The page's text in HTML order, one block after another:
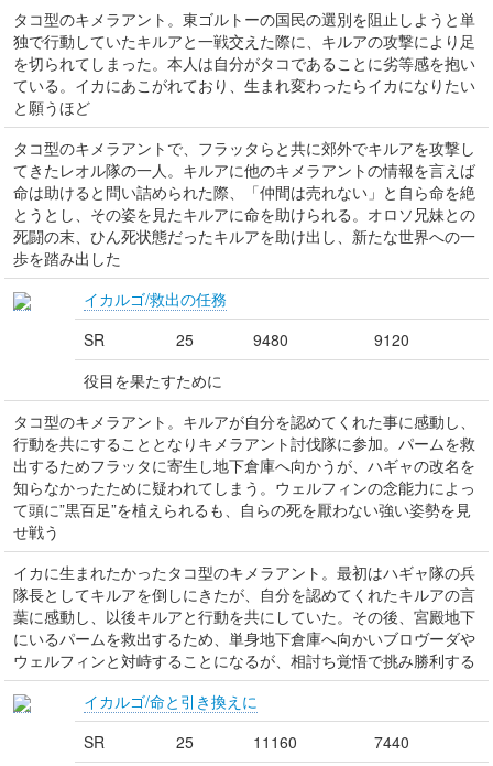
タコ型のキメラアント。東ゴルトーの国民の選別を阻止しようと単
独で行動していたキルアと一戦交えた際に、キルアの攻撃により足
を切られてしまった。本人は自分がタコであることに劣等感を抱い
ている。イカにあこがれており、生まれ変わったらイカになりたい
と願うほど
タコ型のキメラアントで、フラッタらと共に郊外でキルアを攻撃し
てきたレオル隊の一人。キルアに他のキメラアントの情報を言えば
命は助けると問い詰められた際、「仲間は売れない」と自ら命を絶
とうとし、その姿を見たキルアに命を助けられる。オロソ兄妹との
死闘の末、ひん死状態だったキルアを助け出し、新たな世界への一
歩を踏み出した
イカルゴ/救出の任務
SR
25 9480
9120
役目を果たすために
タコ型のキメラアント。キルアが自分を認めてくれた事に感動し、
行動を共にすることとなりキメラアント討伐隊に参加。パームを救
出するためフラッタに寄生し地下倉庫へ向かうが、ハギャの改名を
知らなかったために疑われてしまう。ウェルフィンの念能力によっ
て頭に”黒百足”を植えられるも、自らの死を厭わない強い姿勢を見
せ戦う
イカに生まれたかったタコ型のキメラアント。最初はハギャ隊の兵
隊長としてキルアを倒しにきたが、自分を認めてくれたキルアの言
葉に感動し、以後キルアと行動を共にしていた。その後、宮殿地下
にいるパームを救出するため、単身地下倉庫へ向かいブロヴーダや
ウェルフィンと対峙することになるが、相討ち覚悟で挑み勝利する
イカルゴ/命と引き換えに
SR
25 11160
7440